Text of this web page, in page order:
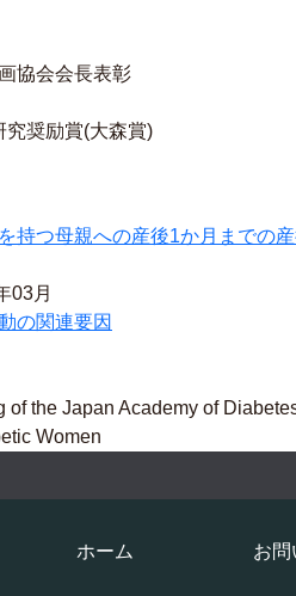
協会会長表彰
究奨励賞(大森賞)
持つ母親への産後1か月まで
03月
の関連要因
of the Japan Academy of
for Diabetic
ホーム お問